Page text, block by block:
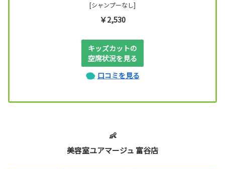
[シャンプーなし]
￥2,530
キッズカットの
空席状況を見る
口コミを見る
👶
美容室ユアマージュ 富谷店